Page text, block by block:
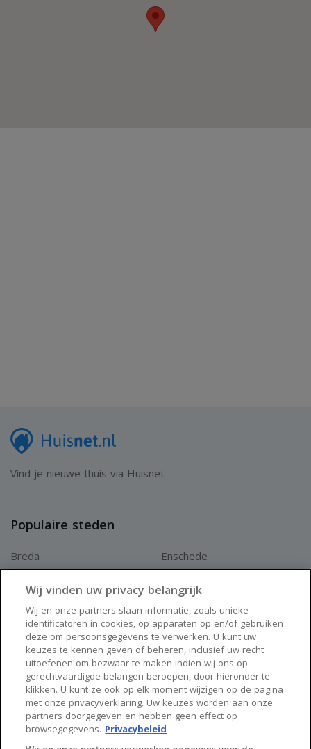
Vind je nieuwe thuis via Huisnet
Populaire steden
Breda
Arnhem
Enschede
Zwolle
Huisnet
Over Huisnet
Algemene voorwaarden
Privacybeleid
Wij vinden uw privacy belangrijk
Wij en onze partners slaan informatie, zoals unieke
identificatoren in cookies, op apparaten op en/of gebruiken
deze om persoonsgegevens te verwerken. U kunt uw
keuzes te kennen geven of beheren, inclusief uw recht
uitoefenen om bezwaar te maken indien wij ons op
gerechtvaardigde belangen beroepen, door hieronder te
klikken. U kunt ze ook op elk moment wijzigen op de pagina
met onze privacyverklaring. Uw keuzes worden aan onze
partners doorgegeven en hebben geen effect op
browsegegevens. Privacybeleid